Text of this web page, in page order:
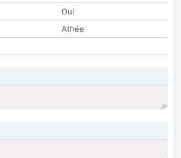
Oui
Athée